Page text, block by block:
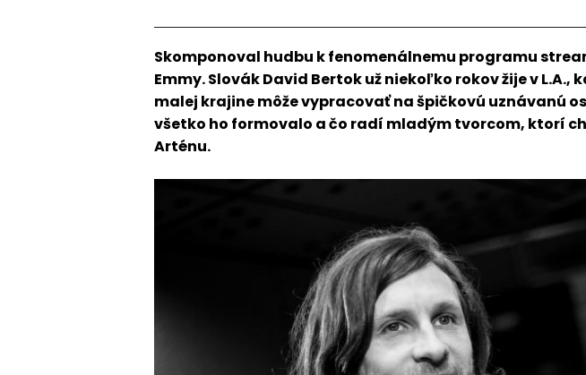
Skomponoval hudbu k fenomenálnemu programu
Emmy. Slovák David Bertok už niekoľko rokov žije v
malej krajine môže vypracovať na špičkovú uznávanú
všetko ho formovalo a čo radí mladým tvorcom, ktorí
Arténu.